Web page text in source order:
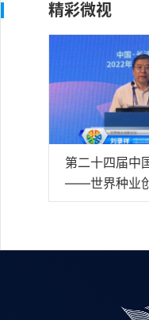
精彩微视
第二十四届中
——世界种业
文视频）